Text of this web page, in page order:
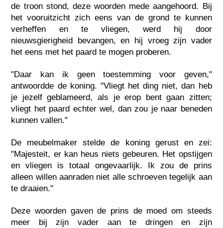
de troon stond, deze woorden mede aangehoord. Bij
het vooruitzicht zich eens van de grond te kunnen
verheffen en te vliegen, werd hij door
nieuwsgierigheid bevangen, en hij vroeg zijn vader
het eens met het paard te mogen proberen.
"Daar kan ik geen toestemming voor geven,"
antwoordde de koning. "Vliegt het ding niet, dan heb
je jezelf geblameerd, als je erop bent gaan zitten;
vliegt het paard echter wel, dan zou je naar beneden
kunnen vallen."
De meubelmaker stelde de koning gerust en zei:
"Majesteit, er kan heus niets gebeuren. Het opstijgen
en vliegen is totaal ongevaarlijk. Ik zou de prins
alleen willen aanraden niet alle schroeven tegelijk aan
te draaien."
Deze woorden gaven de prins de moed om steeds
meer bij zijn vader aan te dringen en zijn